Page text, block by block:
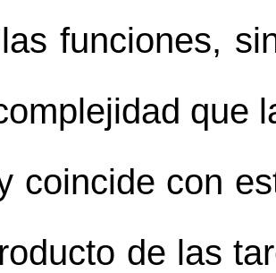
funciones,
que
coincide con
de las